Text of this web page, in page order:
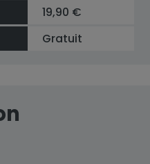
19,90 €
Gratuit